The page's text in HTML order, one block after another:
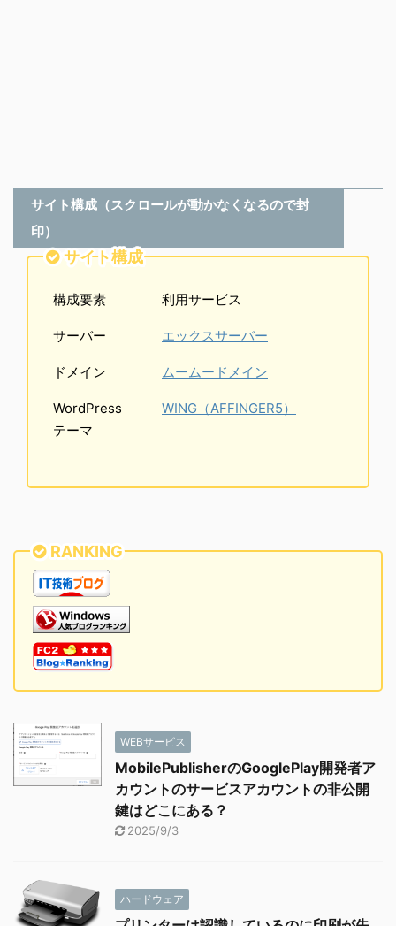
サイト構成（スクロールが動かなくなるので封
印）
サイト構成
構成要素 利用サービス
サーバー エックスサーバー
ドメイン ムームードメイン
WordPress
テーマ
WING（AFFINGER5）
RANKING
WEBサービス
MobilePublisherのGooglePlay開発者ア
カウントのサービスアカウントの非公開
鍵はどこにある？
2025/9/3
ハードウェア